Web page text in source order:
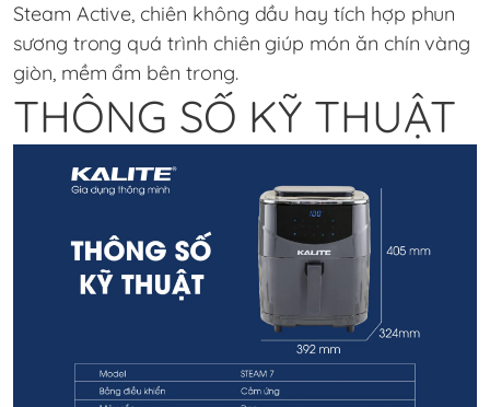
Steam Active, chiên không dầu hay tích hợp phun
sương trong quá trình chiên giúp món ăn chín vàng
giòn, mềm ẩm bên trong.
THÔNG SỐ KỸ THUẬT